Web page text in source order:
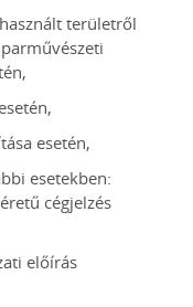
területről
esetén,
esetekben:
cégjelzés
előírás